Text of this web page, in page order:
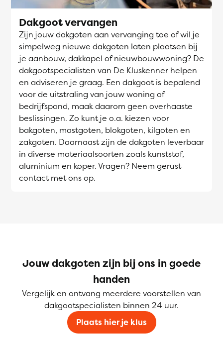
Dakgoot vervangen
Zijn jouw dakgoten aan vervanging toe of wil je
simpelweg nieuwe dakgoten laten plaatsen bij
je aanbouw, dakkapel of nieuwbouwwoning? De
dakgootspecialisten van De Kluskenner helpen
en adviseren je graag. Een dakgoot is bepalend
voor de uitstraling van jouw woning of
bedrijfspand, maak daarom geen overhaaste
beslissingen. Zo kunt je o.a. kiezen voor
bakgoten, mastgoten, blokgoten, kilgoten en
zakgoten. Daarnaast zijn de dakgoten leverbaar
in diverse materiaalsoorten zoals kunststof,
aluminium en koper. Vragen? Neem gerust
contact met ons op.
Jouw dakgoten zijn bij ons in goede
handen
Vergelijk en ontvang meerdere voorstellen van
dakgootspecialisten binnen 24 uur.
Plaats hier je klus